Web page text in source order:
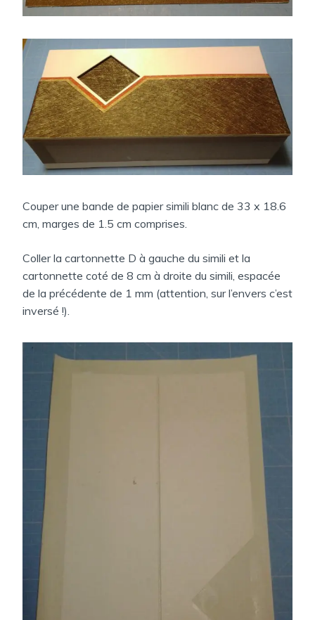
Couper une bande de papier simili blanc de 33 x 18.6
cm, marges de 1.5 cm comprises.
Coller la cartonnette D à gauche du simili et la
cartonnette coté de 8 cm à droite du simili, espacée
de la précédente de 1 mm (attention, sur l’envers c’est
inversé !).